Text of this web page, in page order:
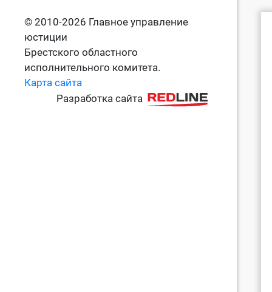
© 2010-2026 Главное управление
юстиции
Брестского областного
исполнительного комитета.
Карта сайта
Разработка сайта